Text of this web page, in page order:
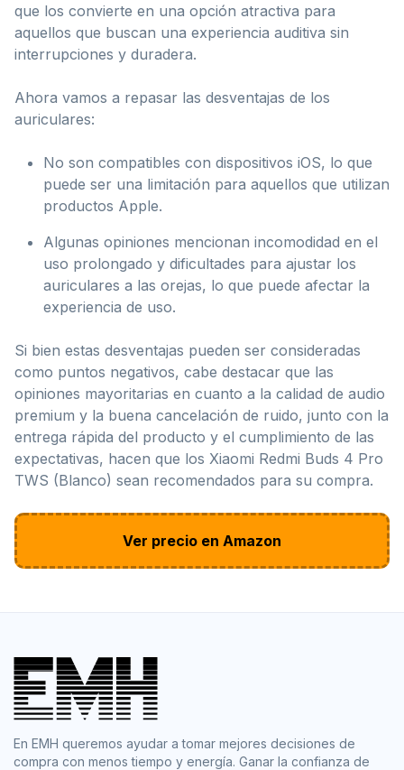
que los convierte en una opción atractiva para
aquellos que buscan una experiencia auditiva sin
interrupciones y duradera.
Ahora vamos a repasar las desventajas de los
auriculares:
No son compatibles con dispositivos iOS, lo que
puede ser una limitación para aquellos que utilizan
productos Apple.
Algunas opiniones mencionan incomodidad en el
uso prolongado y dificultades para ajustar los
auriculares a las orejas, lo que puede afectar la
experiencia de uso.
Si bien estas desventajas pueden ser consideradas
como puntos negativos, cabe destacar que las
opiniones mayoritarias en cuanto a la calidad de audio
premium y la buena cancelación de ruido, junto con la
entrega rápida del producto y el cumplimiento de las
expectativas, hacen que los Xiaomi Redmi Buds 4 Pro
TWS (Blanco) sean recomendados para su compra.
Ver precio en Amazon
En EMH queremos ayudar a tomar mejores decisiones de
compra con menos tiempo y energía. Ganar la confianza de